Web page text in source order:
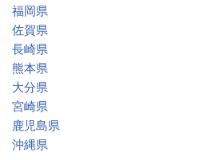
福岡県
佐賀県
長崎県
熊本県
大分県
宮崎県
鹿児島県
沖縄県